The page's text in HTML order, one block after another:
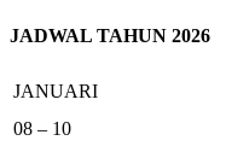
JADWAL TAHUN 2026
JANUARI
08 – 10